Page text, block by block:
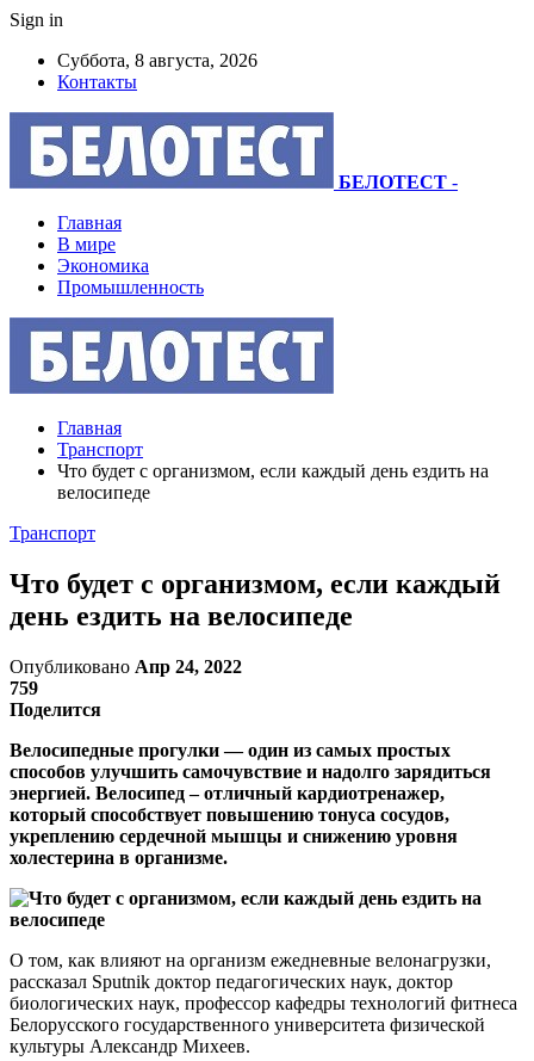
Sign in
Суббота, 8 августа, 2026
Контакты
БЕЛОТЕСТ -
Главная
В мире
Экономика
Промышленность
Главная
Транспорт
Что будет с организмом, если каждый день ездить на
велосипеде
Транспорт
Что будет с организмом, если каждый
день ездить на велосипеде
Опубликовано Апр 24, 2022
759
Поделится
Велосипедные прогулки — один из самых простых
способов улучшить самочувствие и надолго зарядиться
энергией. Велосипед – отличный кардиотренажер,
который способствует повышению тонуса сосудов,
укреплению сердечной мышцы и снижению уровня
холестерина в организме.
О том, как влияют на организм ежедневные велонагрузки,
рассказал Sputnik доктор педагогических наук, доктор
биологических наук, профессор кафедры технологий фитнеса
Белорусского государственного университета физической
культуры Александр Михеев.